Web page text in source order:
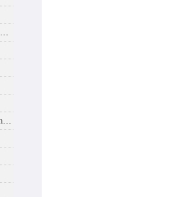
HXPnL-L-900耐高温钢包铝滑触线
HXPnL-T、HXPnL-TⅡ、HXPnL-TⅢ系列钢体滑线